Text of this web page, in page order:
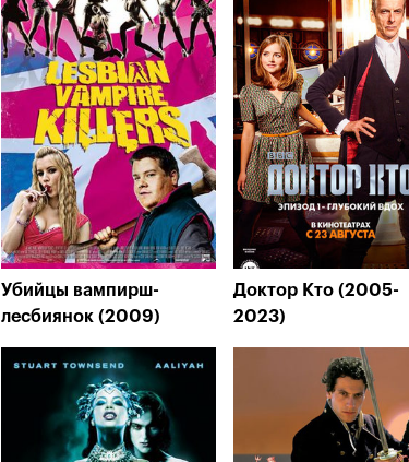
Убийцы вампирш-
лесбиянок (2009)
Доктор Кто (2005-
2023)